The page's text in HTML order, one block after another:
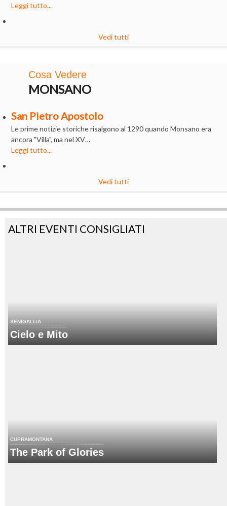
Leggi tutto...
Vedi tutti
Cosa Vedere
MONSANO
San Pietro Apostolo
Le prime notizie storiche risalgono al 1290 quando Monsano era
ancora "Villa", ma nel XV…
Leggi tutto...
Vedi tutti
ALTRI EVENTI CONSIGLIATI
SENIGALLIA
Cielo e Mito
CUPRAMONTANA
The Park of Glories